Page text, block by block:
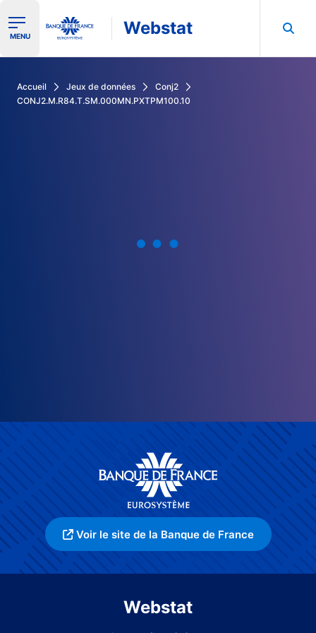
Ouvrir le menu de navigation
MENU Webstat
Accueil Jeux de données
Conj2
CONJ2.M.R84.T.SM.000MN.PXTPM100.10
Voir le site de la Banque de France
Webstat